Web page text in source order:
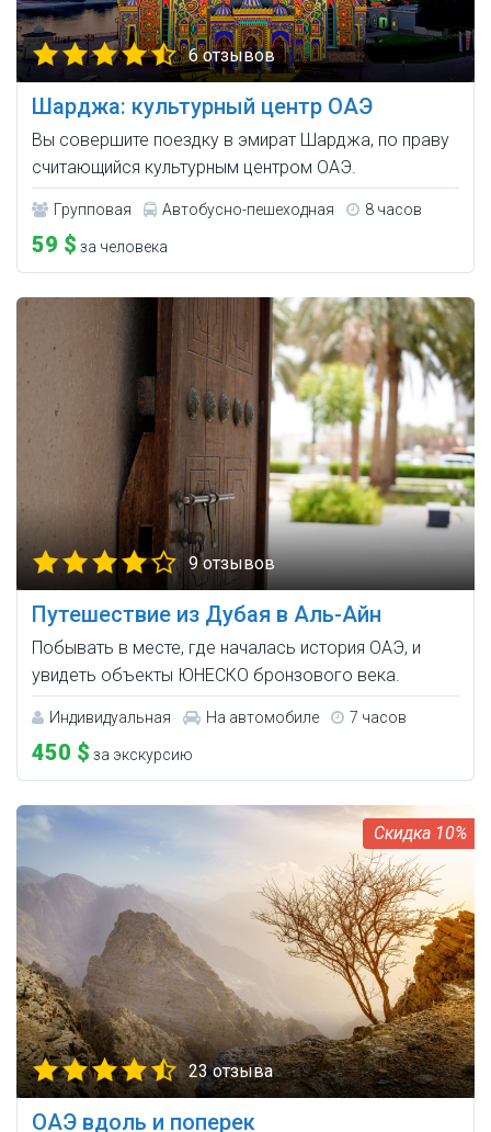
6 отзывов
Шарджа: культурный центр ОАЭ
Вы совершите поездку в эмират Шарджа, по праву
считающийся культурным центром ОАЭ.
Групповая Автобусно-пешеходная 8 часов
59 $ за человека
9 отзывов
Путешествие из Дубая в Аль-Айн
Побывать в месте, где началась история ОАЭ, и
увидеть объекты ЮНЕСКО бронзового века.
Индивидуальная На автомобиле 7 часов
450 $ за экскурсию
10%
23 отзыва
ОАЭ вдоль и поперек